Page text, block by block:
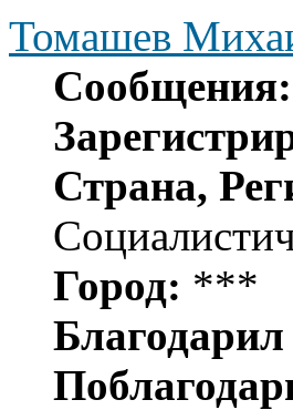
Томашев
Сообщения:
Страна,
Город: ***